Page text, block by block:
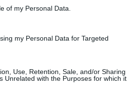
of my Personal Data.
my Personal Data for Targeted
Use, Retention, Sale, and/or Sharing
Unrelated with the Purposes for which it